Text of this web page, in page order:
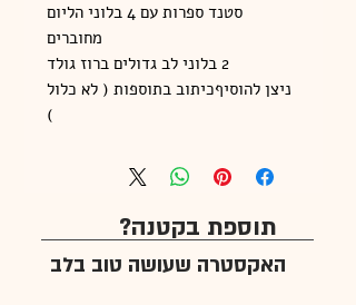
סטנד ספרות עם 4 בלוני הליום
מחוברים
2 בלוני לב גדולים ברוז גולד
ניצן להוסיףכיתוב בתוספות ( לא כלול
)
תוספת בקטנה?
האקסטרה שעושה טוב בלב